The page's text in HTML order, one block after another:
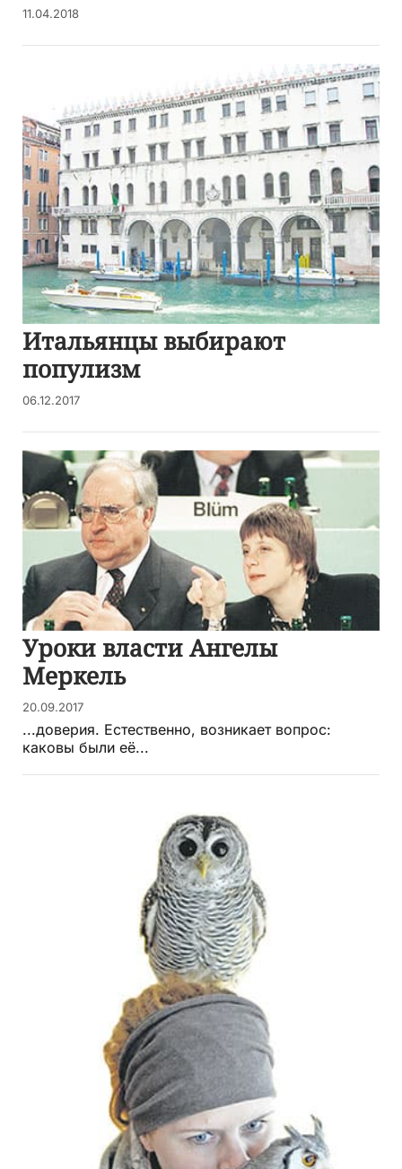
11.04.2018
Итальянцы выбирают
популизм
06.12.2017
Уроки власти Ангелы
Меркель
20.09.2017
...доверия. Естественно, возникает вопрос:
каковы были её...